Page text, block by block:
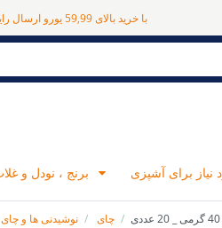
با خرید بالای 59,99 یورو ارسال رایگان به کل آلمان
نوشیدنی ها و چای چای